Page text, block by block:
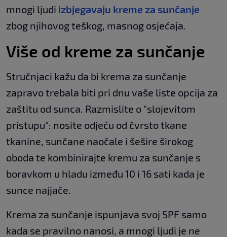
mnogi ljudi izbjegavaju kreme za sunčanje
zbog njihovog teškog, masnog osjećaja.
Više od kreme za sunčanje
Stručnjaci kažu da bi krema za sunčanje
zapravo trebala biti pri dnu vaše liste opcija za
zaštitu od sunca. Razmislite o "slojevitom
pristupu": nosite odjeću od čvrsto tkane
tkanine, sunčane naočale i šešire širokog
oboda te kombinirajte kremu za sunčanje s
boravkom u hladu između 10 i 16 sati kada je
sunce najjače.
Krema za sunčanje ispunjava svoj SPF samo
kada se pravilno nanosi, a mnogi ljudi je ne